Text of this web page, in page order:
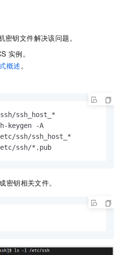
密钥文件解决该问题。
实例。
概述。
ssh_host_*
keygen -A
ssh/ssh_host_*
etc/ssh/*.pub
密钥相关文件。